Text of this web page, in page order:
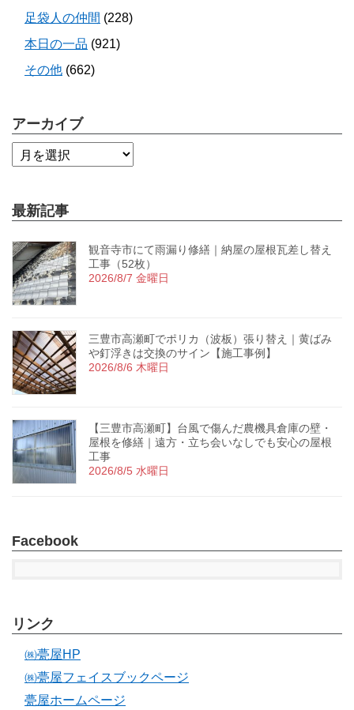
足袋人の仲間 (228)
本日の一品 (921)
その他 (662)
アーカイブ
最新記事
観音寺市にて雨漏り修繕｜納屋の屋根瓦差し替え
工事（52枚）
2026/8/7 金曜日
三豊市高瀬町でポリカ（波板）張り替え｜黄ばみ
や釘浮きは交換のサイン【施工事例】
2026/8/6 木曜日
【三豊市高瀬町】台風で傷んだ農機具倉庫の壁・
屋根を修繕｜遠方・立ち会いなしでも安心の屋根
工事
2026/8/5 水曜日
Facebook
リンク
㈱甍屋HP
㈱甍屋フェイスブックページ
甍屋ホームページ